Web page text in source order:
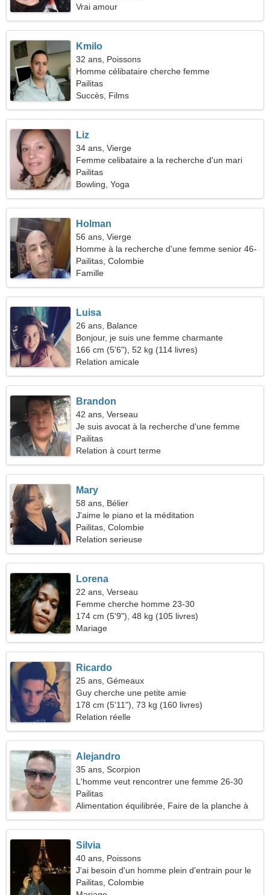
Vrai amour
Kmilo
32 ans, Poissons
Homme célibataire cherche femme
Pailitas
Succès, Films
Liz
34 ans, Vierge
Femme celibataire a la recherche d'un mari
Pailitas
Bowling, Yoga
Holman
56 ans, Vierge
Homme à la recherche d'une femme senior 46-
54
Pailitas, Colombie
Famille
Luisa
26 ans, Balance
Bonjour, je suis une femme charmante
166 cm (5'6"), 52 kg (114 livres)
Relation amicale
Brandon
42 ans, Verseau
Je suis avocat à la recherche d'une femme
enjouée
Pailitas
Relation à court terme
Mary
58 ans, Bélier
J'aime le piano et la méditation
Pailitas, Colombie
Relation serieuse
Lorena
22 ans, Verseau
Femme cherche homme 23-30
174 cm (5'9"), 48 kg (105 livres)
Mariage
Ricardo
25 ans, Gémeaux
Guy cherche une petite amie
178 cm (5'11"), 73 kg (160 livres)
Relation réelle
Alejandro
35 ans, Scorpion
L'homme veut rencontrer une femme 26-30
Pailitas
Alimentation équilibrée, Faire de la planche à
roulettes
Silvia
40 ans, Poissons
J'ai besoin d'un homme plein d'entrain pour le
fitness
Pailitas, Colombie